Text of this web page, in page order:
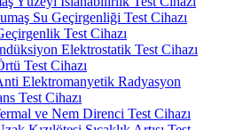
Su Geçirgenliği Test Cihazı
Test Cihazı
Elektrostatik Test Cihazı
Test Cihazı
Elektromanyetik Radyasyon
Test Cihazı
ve Nem Direnci Test Cihazı